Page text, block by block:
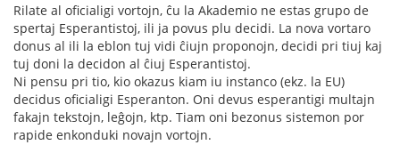
Rilate al oficialigi vortojn, ĉu la Akademio ne estas grupo de
spertaj Esperantistoj, ili ja povus plu decidi. La nova vortaro
donus al ili la eblon tuj vidi ĉiujn proponojn, decidi pri tiuj kaj
tuj doni la decidon al ĉiuj Esperantistoj.
Ni pensu pri tio, kio okazus kiam iu instanco (ekz. la EU)
decidus oficialigi Esperanton. Oni devus esperantigi multajn
fakajn tekstojn, leĝojn, ktp. Tiam oni bezonus sistemon por
rapide enkonduki novajn vortojn.